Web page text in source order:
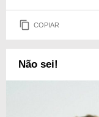
COPIAR
Não sei!